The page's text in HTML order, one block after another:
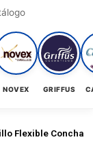
NOVEX GRIFFUS
Flexible Concha